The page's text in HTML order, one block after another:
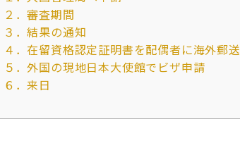
２．審査期間
３．結果の通知
４．在留資格認定証明書を配偶者に海外郵送
５．外国の現地日本大使館でビザ申請
６．来日